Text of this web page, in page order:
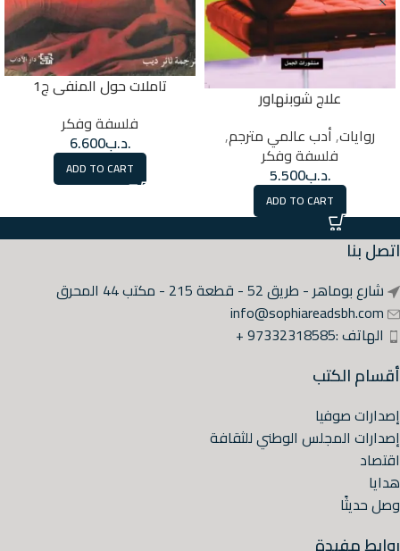
علاج شوبنهاور
روايات,أدب عالمي مترجم,
فلسفة وفكر
.د.ب5.500
ADD TO CART
تاملات حول المنفى ج1
فلسفة وفكر
.د.ب6.600
ADD TO CART
اتصل بنا
شارع بوماهر - طريق 52 - قطعة 215 - مكتب 44 المحرق
info@sophiareadsbh.com
الهاتف :97332318585 +
أقسام الكتب
إصدارات صوفيا
إصدارات المجلس الوطني للثقافة
اقتصاد
هدايا
وصل حديثًا
روابط مفيدة